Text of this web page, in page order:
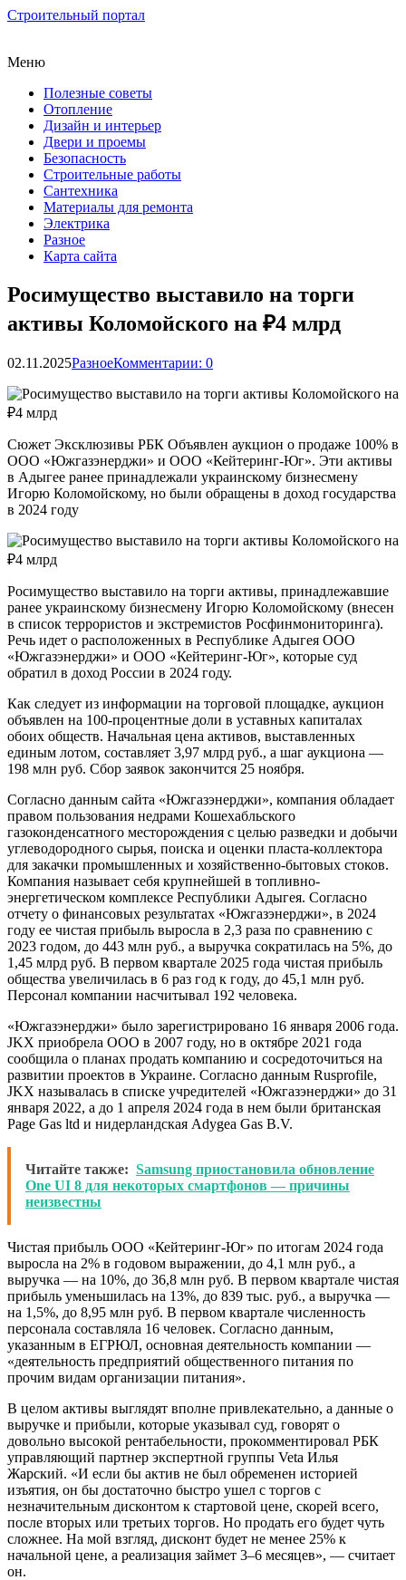
Строительный портал
Меню
Полезные советы
Отопление
Дизайн и интерьер
Двери и проемы
Безопасность
Строительные работы
Сантехника
Материалы для ремонта
Электрика
Разное
Карта сайта
Росимущество выставило на торги
активы Коломойского на ₽4 млрд
02.11.2025РазноеКомментарии: 0
Сюжет Эксклюзивы РБК Объявлен аукцион о продаже 100% в
ООО «Южгазэнерджи» и ООО «Кейтеринг-Юг». Эти активы
в Адыгее ранее принадлежали украинскому бизнесмену
Игорю Коломойскому, но были обращены в доход государства
в 2024 году
Росимущество выставило на торги активы, принадлежавшие
ранее украинскому бизнесмену Игорю Коломойскому (внесен
в список террористов и экстремистов Росфинмониторинга).
Речь идет о расположенных в Республике Адыгея ООО
«Южгазэнерджи» и ООО «Кейтеринг-Юг», которые суд
обратил в доход России в 2024 году.
Как следует из информации на торговой площадке, аукцион
объявлен на 100-процентные доли в уставных капиталах
обоих обществ. Начальная цена активов, выставленных
единым лотом, составляет 3,97 млрд руб., а шаг аукциона —
198 млн руб. Сбор заявок закончится 25 ноября.
Согласно данным сайта «Южгазэнерджи», компания обладает
правом пользования недрами Кошехабльского
газоконденсатного месторождения с целью разведки и добычи
углеводородного сырья, поиска и оценки пласта-коллектора
для закачки промышленных и хозяйственно-бытовых стоков.
Компания называет себя крупнейшей в топливно-
энергетическом комплексе Республики Адыгея. Согласно
отчету о финансовых результатах «Южгазэнерджи», в 2024
году ее чистая прибыль выросла в 2,3 раза по сравнению с
2023 годом, до 443 млн руб., а выручка сократилась на 5%, до
1,45 млрд руб. В первом квартале 2025 года чистая прибыль
общества увеличилась в 6 раз год к году, до 45,1 млн руб.
Персонал компании насчитывал 192 человека.
«Южгазэнерджи» было зарегистрировано 16 января 2006 года.
JKX приобрела ООО в 2007 году, но в октябре 2021 года
сообщила о планах продать компанию и сосредоточиться на
развитии проектов в Украине. Согласно данным Rusprofile,
JKX называлась в списке учредителей «Южгазэнерджи» до 31
января 2022, а до 1 апреля 2024 года в нем были британская
Page Gas ltd и нидерландская Adygea Gas B.V.
Читайте также: Samsung приостановила обновление
One UI 8 для некоторых смартфонов — причины
неизвестны
Чистая прибыль ООО «Кейтеринг-Юг» по итогам 2024 года
выросла на 2% в годовом выражении, до 4,1 млн руб., а
выручка — на 10%, до 36,8 млн руб. В первом квартале чистая
прибыль уменьшилась на 13%, до 839 тыс. руб., а выручка —
на 1,5%, до 8,95 млн руб. В первом квартале численность
персонала составляла 16 человек. Согласно данным,
указанным в ЕГРЮЛ, основная деятельность компании —
«деятельность предприятий общественного питания по
прочим видам организации питания».
В целом активы выглядят вполне привлекательно, а данные о
выручке и прибыли, которые указывал суд, говорят о
довольно высокой рентабельности, прокомментировал РБК
управляющий партнер экспертной группы Veta Илья
Жарский. «И если бы актив не был обременен историей
изъятия, он бы достаточно быстро ушел с торгов с
незначительным дисконтом к стартовой цене, скорей всего,
после вторых или третьих торгов. Но продать его будет чуть
сложнее. На мой взгляд, дисконт будет не менее 25% к
начальной цене, а реализация займет 3–6 месяцев», — считает
он.